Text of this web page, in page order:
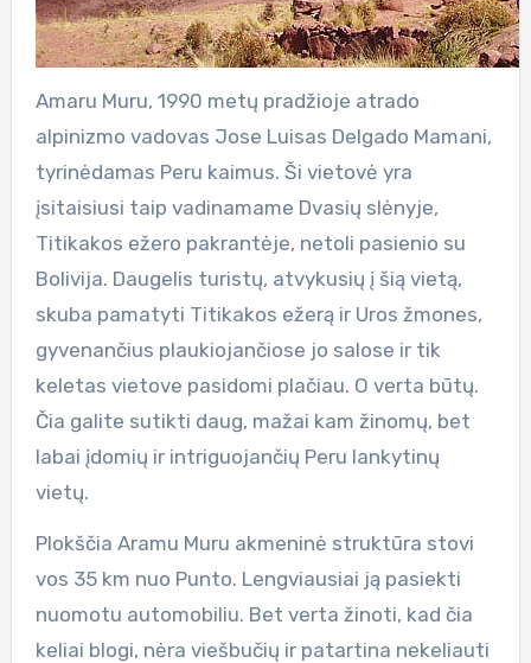
Amaru Muru, 1990 metų pradžioje atrado
alpinizmo vadovas Jose Luisas Delgado Mamani,
tyrinėdamas Peru kaimus. Ši vietovė yra
įsitaisiusi taip vadinamame Dvasių slėnyje,
Titikakos ežero pakrantėje, netoli pasienio su
Bolivija. Daugelis turistų, atvykusių į šią vietą,
skuba pamatyti Titikakos ežerą ir Uros žmones,
gyvenančius plaukiojančiose jo salose ir tik
keletas vietove pasidomi plačiau. O verta būtų.
Čia galite sutikti daug, mažai kam žinomų, bet
labai įdomių ir intriguojančių Peru lankytinų
vietų.
Plokščia Aramu Muru akmeninė struktūra stovi
vos 35 km nuo Punto. Lengviausiai ją pasiekti
nuomotu automobiliu. Bet verta žinoti, kad čia
keliai blogi, nėra viešbučių ir patartina nekeliauti